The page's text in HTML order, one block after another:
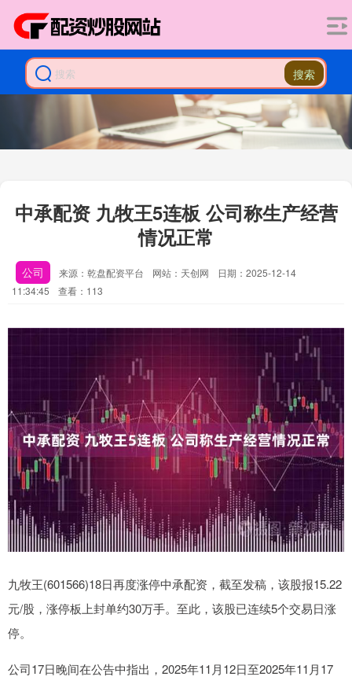
搜索
中承配资 九牧王5连板 公司称生产经营
情况正常
公司 来源：乾盘配资平台 网站：天创网
日期：2025-12-14
11:34:45
查看：113
九牧王(601566)18日再度涨停中承配资，截至发稿，该股报15.22
元/股，涨停板上封单约30万手。至此，该股已连续5个交易日涨
停。
公司17日晚间在公告中指出，2025年11月12日至2025年11月17